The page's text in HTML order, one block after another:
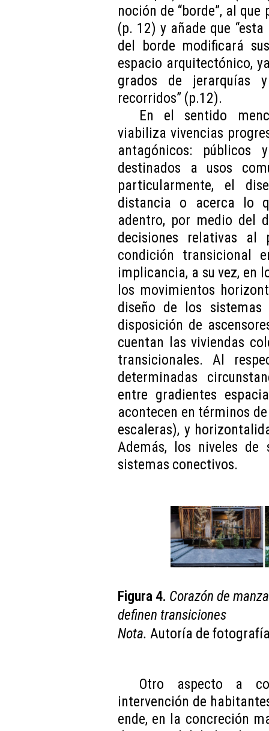
noción de “borde”, al
(p. 12) y añade que
del borde modificará
espacio arquitectónico,
grados de jerarquías
recorridos” (p.12).
En el sentido
viabiliza vivencias
antagónicos: públicos
destinados a usos
particularmente, el
distancia o acerca lo
adentro, por medio del
decisiones relativas al
condición transicional
implicancia, a su vez, en
los movimientos
diseño de los
disposición de
cuentan las viviendas
transicionales. Al
determinadas
entre gradientes
acontecen en términos
escaleras), y
Además, los niveles de
sistemas conectivos.
Figura 4. Corazón de
definen transiciones
Nota. Autoría de
Otro aspecto a
intervención de
ende, en la concreción